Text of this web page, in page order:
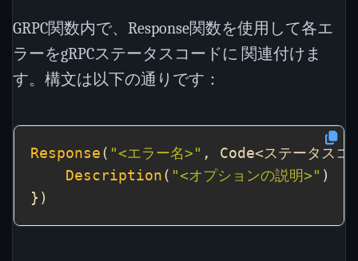
GRPC関数内で、Response関数を使用して各エ
ラーをgRPCステータスコードに 関連付けま
す。構文は以下の通りです：
Response ( "<エラー名>" , Code<ステータス
Description ( "<オプションの説明>"